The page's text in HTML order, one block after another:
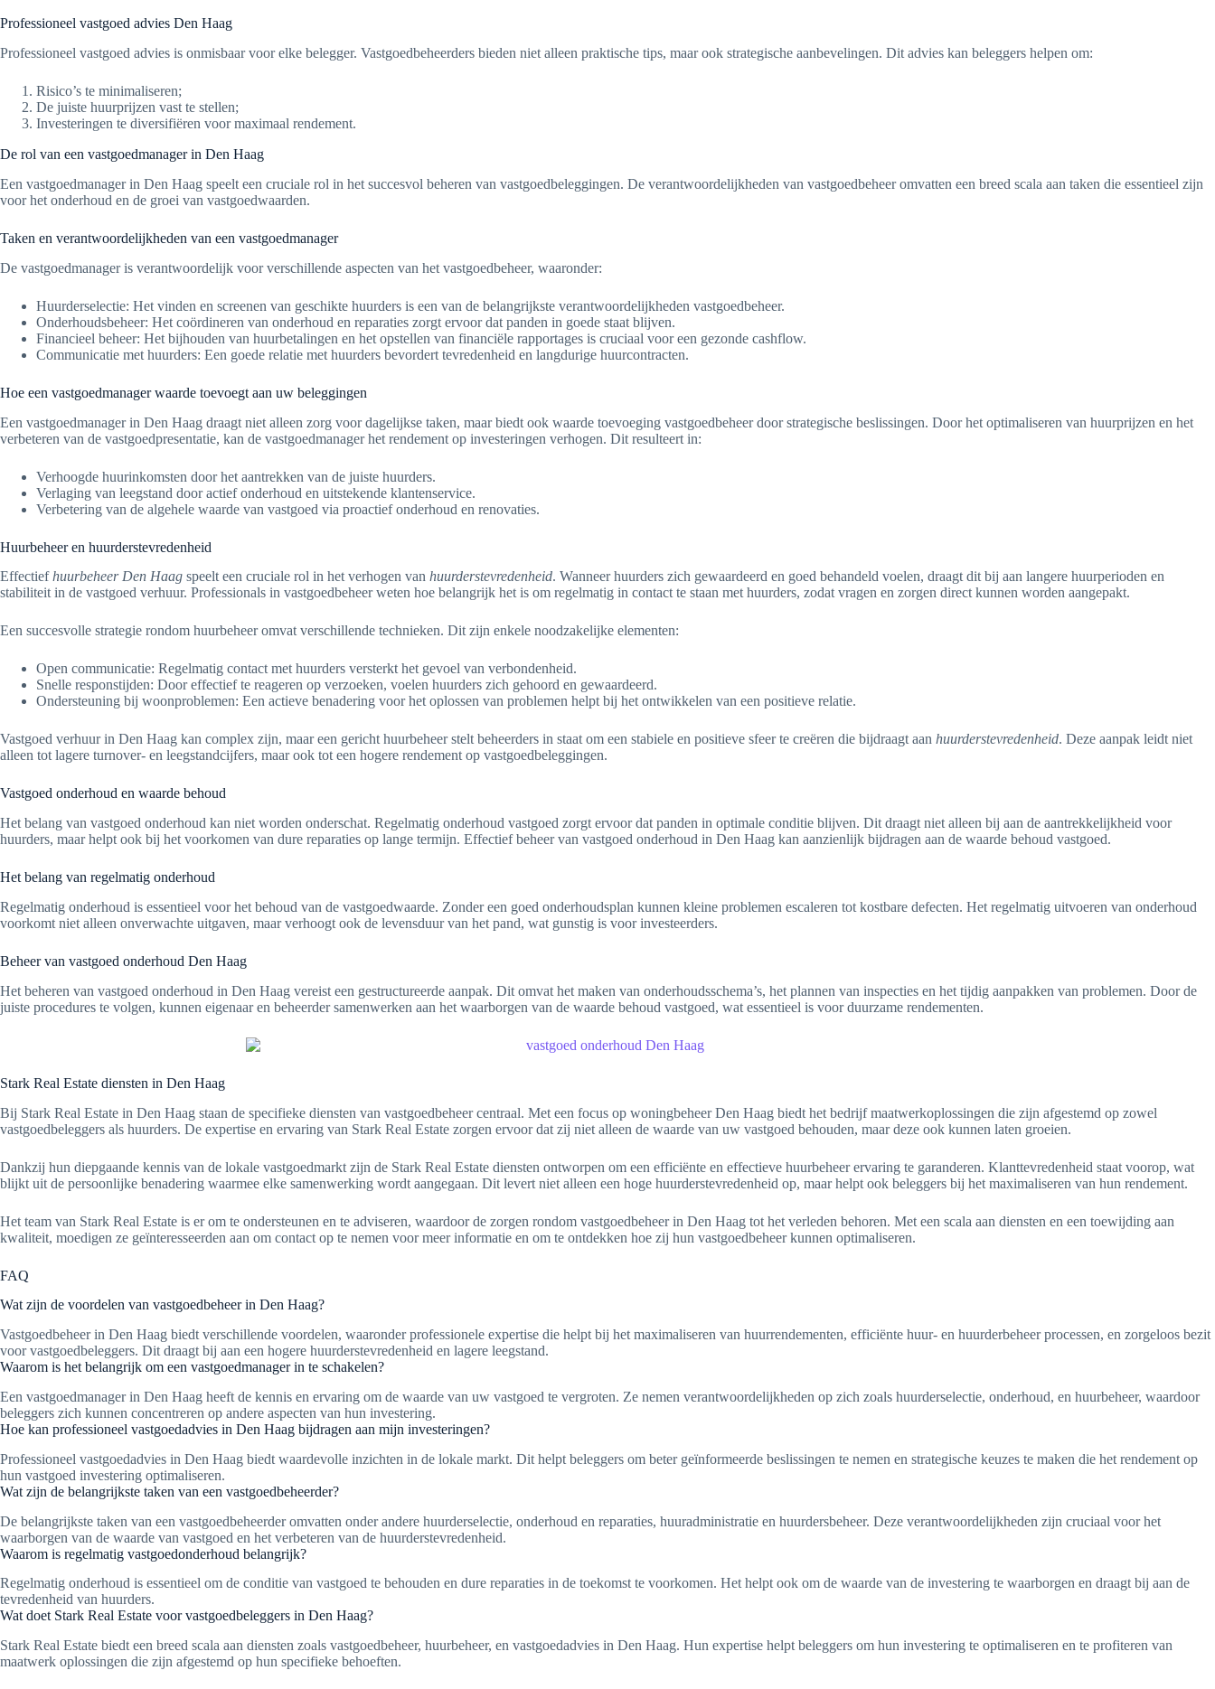
Professioneel vastgoed advies Den Haag
Professioneel vastgoed advies is onmisbaar voor elke belegger. Vastgoedbeheerders bieden niet alleen praktische tips, maar ook strategische aanbevelingen. Dit advies kan beleggers helpen om:
Risico’s te minimaliseren;
De juiste huurprijzen vast te stellen;
Investeringen te diversifiëren voor maximaal rendement.
De rol van een vastgoedmanager in Den Haag
Een vastgoedmanager in Den Haag speelt een cruciale rol in het succesvol beheren van vastgoedbeleggingen. De verantwoordelijkheden van vastgoedbeheer omvatten een breed scala aan taken die essentieel zijn
voor het onderhoud en de groei van vastgoedwaarden.
Taken en verantwoordelijkheden van een vastgoedmanager
De vastgoedmanager is verantwoordelijk voor verschillende aspecten van het vastgoedbeheer, waaronder:
Huurderselectie: Het vinden en screenen van geschikte huurders is een van de belangrijkste verantwoordelijkheden vastgoedbeheer.
Onderhoudsbeheer: Het coördineren van onderhoud en reparaties zorgt ervoor dat panden in goede staat blijven.
Financieel beheer: Het bijhouden van huurbetalingen en het opstellen van financiële rapportages is cruciaal voor een gezonde cashflow.
Communicatie met huurders: Een goede relatie met huurders bevordert tevredenheid en langdurige huurcontracten.
Hoe een vastgoedmanager waarde toevoegt aan uw beleggingen
Een vastgoedmanager in Den Haag draagt niet alleen zorg voor dagelijkse taken, maar biedt ook waarde toevoeging vastgoedbeheer door strategische beslissingen. Door het optimaliseren van huurprijzen en het
verbeteren van de vastgoedpresentatie, kan de vastgoedmanager het rendement op investeringen verhogen. Dit resulteert in:
Verhoogde huurinkomsten door het aantrekken van de juiste huurders.
Verlaging van leegstand door actief onderhoud en uitstekende klantenservice.
Verbetering van de algehele waarde van vastgoed via proactief onderhoud en renovaties.
Huurbeheer en huurderstevredenheid
Effectiefhuurbeheer Den Haag speelt een cruciale rol in het verhogen van huurderstevredenheid. Wanneer huurders zich gewaardeerd en goed behandeld voelen, draagt dit bij aan langere huurperioden en
stabiliteit in de vastgoed verhuur. Professionals in vastgoedbeheer weten hoe belangrijk het is om regelmatig in contact te staan met huurders, zodat vragen en zorgen direct kunnen worden aangepakt.
Een succesvolle strategie rondom huurbeheer omvat verschillende technieken. Dit zijn enkele noodzakelijke elementen:
Open communicatie: Regelmatig contact met huurders versterkt het gevoel van verbondenheid.
Snelle responstijden: Door effectief te reageren op verzoeken, voelen huurders zich gehoord en gewaardeerd.
Ondersteuning bij woonproblemen: Een actieve benadering voor het oplossen van problemen helpt bij het ontwikkelen van een positieve relatie.
Vastgoed verhuur in Den Haag kan complex zijn, maar een gericht huurbeheer stelt beheerders in staat om een stabiele en positieve sfeer te creëren die bijdraagt aan huurderstevredenheid. Deze aanpak leidt niet
alleen tot lagere turnover- en leegstandcijfers, maar ook tot een hogere rendement op vastgoedbeleggingen.
Vastgoed onderhoud en waarde behoud
Het belang van vastgoed onderhoud kan niet worden onderschat. Regelmatig onderhoud vastgoed zorgt ervoor dat panden in optimale conditie blijven. Dit draagt niet alleen bij aan de aantrekkelijkheid voor
huurders, maar helpt ook bij het voorkomen van dure reparaties op lange termijn. Effectief beheer van vastgoed onderhoud in Den Haag kan aanzienlijk bijdragen aan de waarde behoud vastgoed.
Het belang van regelmatig onderhoud
Regelmatig onderhoud is essentieel voor het behoud van de vastgoedwaarde. Zonder een goed onderhoudsplan kunnen kleine problemen escaleren tot kostbare defecten. Het regelmatig uitvoeren van onderhoud
voorkomt niet alleen onverwachte uitgaven, maar verhoogt ook de levensduur van het pand, wat gunstig is voor investeerders.
Beheer van vastgoed onderhoud Den Haag
Het beheren van vastgoed onderhoud in Den Haag vereist een gestructureerde aanpak. Dit omvat het maken van onderhoudsschema’s, het plannen van inspecties en het tijdig aanpakken van problemen. Door de
juiste procedures te volgen, kunnen eigenaar en beheerder samenwerken aan het waarborgen van de waarde behoud vastgoed, wat essentieel is voor duurzame rendementen.
Stark Real Estate diensten in Den Haag
Bij Stark Real Estate in Den Haag staan de specifieke diensten van vastgoedbeheer centraal. Met een focus op woningbeheer Den Haag biedt het bedrijf maatwerkoplossingen die zijn afgestemd op zowel
vastgoedbeleggers als huurders. De expertise en ervaring van Stark Real Estate zorgen ervoor dat zij niet alleen de waarde van uw vastgoed behouden, maar deze ook kunnen laten groeien.
Dankzij hun diepgaande kennis van de lokale vastgoedmarkt zijn de Stark Real Estate diensten ontworpen om een efficiënte en effectieve huurbeheer ervaring te garanderen. Klanttevredenheid staat voorop, wat
blijkt uit de persoonlijke benadering waarmee elke samenwerking wordt aangegaan. Dit levert niet alleen een hoge huurderstevredenheid op, maar helpt ook beleggers bij het maximaliseren van hun rendement.
Het team van Stark Real Estate is er om te ondersteunen en te adviseren, waardoor de zorgen rondom vastgoedbeheer in Den Haag tot het verleden behoren. Met een scala aan diensten en een toewijding aan
kwaliteit, moedigen ze geïnteresseerden aan om contact op te nemen voor meer informatie en om te ontdekken hoe zij hun vastgoedbeheer kunnen optimaliseren.
FAQ
Wat zijn de voordelen van vastgoedbeheer in Den Haag?
Vastgoedbeheer in Den Haag biedt verschillende voordelen, waaronder professionele expertise die helpt bij het maximaliseren van huurrendementen, efficiënte huur- en huurderbeheer processen, en zorgeloos bezit
voor vastgoedbeleggers. Dit draagt bij aan een hogere huurderstevredenheid en lagere leegstand.
Waarom is het belangrijk om een vastgoedmanager in te schakelen?
Een vastgoedmanager in Den Haag heeft de kennis en ervaring om de waarde van uw vastgoed te vergroten. Ze nemen verantwoordelijkheden op zich zoals huurderselectie, onderhoud, en huurbeheer, waardoor
beleggers zich kunnen concentreren op andere aspecten van hun investering.
Hoe kan professioneel vastgoedadvies in Den Haag bijdragen aan mijn investeringen?
Professioneel vastgoedadvies in Den Haag biedt waardevolle inzichten in de lokale markt. Dit helpt beleggers om beter geïnformeerde beslissingen te nemen en strategische keuzes te maken die het rendement op
hun vastgoed investering optimaliseren.
Wat zijn de belangrijkste taken van een vastgoedbeheerder?
De belangrijkste taken van een vastgoedbeheerder omvatten onder andere huurderselectie, onderhoud en reparaties, huuradministratie en huurdersbeheer. Deze verantwoordelijkheden zijn cruciaal voor het
waarborgen van de waarde van vastgoed en het verbeteren van de huurderstevredenheid.
Waarom is regelmatig vastgoedonderhoud belangrijk?
Regelmatig onderhoud is essentieel om de conditie van vastgoed te behouden en dure reparaties in de toekomst te voorkomen. Het helpt ook om de waarde van de investering te waarborgen en draagt bij aan de
tevredenheid van huurders.
Wat doet Stark Real Estate voor vastgoedbeleggers in Den Haag?
Stark Real Estate biedt een breed scala aan diensten zoals vastgoedbeheer, huurbeheer, en vastgoedadvies in Den Haag. Hun expertise helpt beleggers om hun investering te optimaliseren en te profiteren van
maatwerk oplossingen die zijn afgestemd op hun specifieke behoeften.